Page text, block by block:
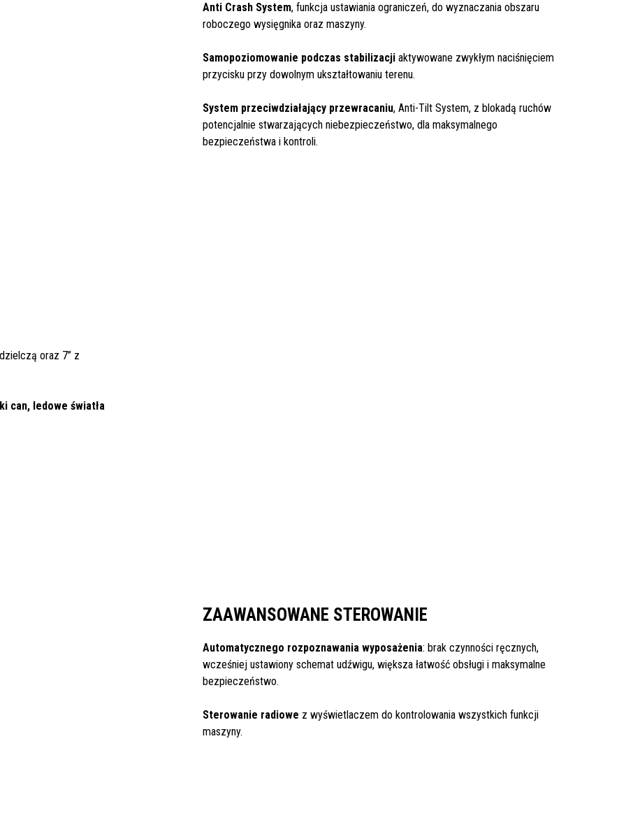
Anti Crash System, funkcja ustawiania ograniczeń, do wyznaczania obszaru
roboczego wysięgnika oraz maszyny.
Samopoziomowanie podczas stabilizacjiaktywowane zwykłym naciśnięciem
przycisku przy dowolnym ukształtowaniu terenu.
System przeciwdziałający przewracaniu, Anti-Tilt System, z blokadą ruchów
potencjalnie stwarzających niebezpieczeństwo, dla maksymalnego
bezpieczeństwa i kontroli.
oraz 7’’ z
can, ledowe światła
ZAAWANSOWANE STEROWANIE
Automatycznego rozpoznawania wyposażenia: brak czynności ręcznych,
wcześniej ustawiony schemat udźwigu, większa łatwość obsługi i maksymalne
bezpieczeństwo.
Sterowanie radiowe z wyświetlaczem do kontrolowania wszystkich funkcji
maszyny.